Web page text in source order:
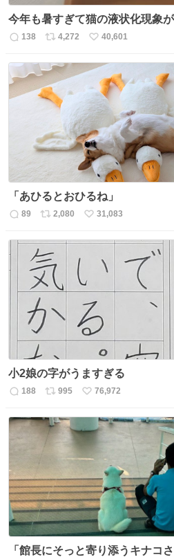
今年も暑すぎて猫の液状化現象
返
138
リ
ス
ト
数
4,272
い
ね
数
40,601
「あひるとおひるね」
返
89
リ
ト
数
2,080
い
31,083
小2娘の字がうますぎる
返
数
188
リ
ス
995
い
ね
76,972
「館長にそっと寄り添うキナコさ